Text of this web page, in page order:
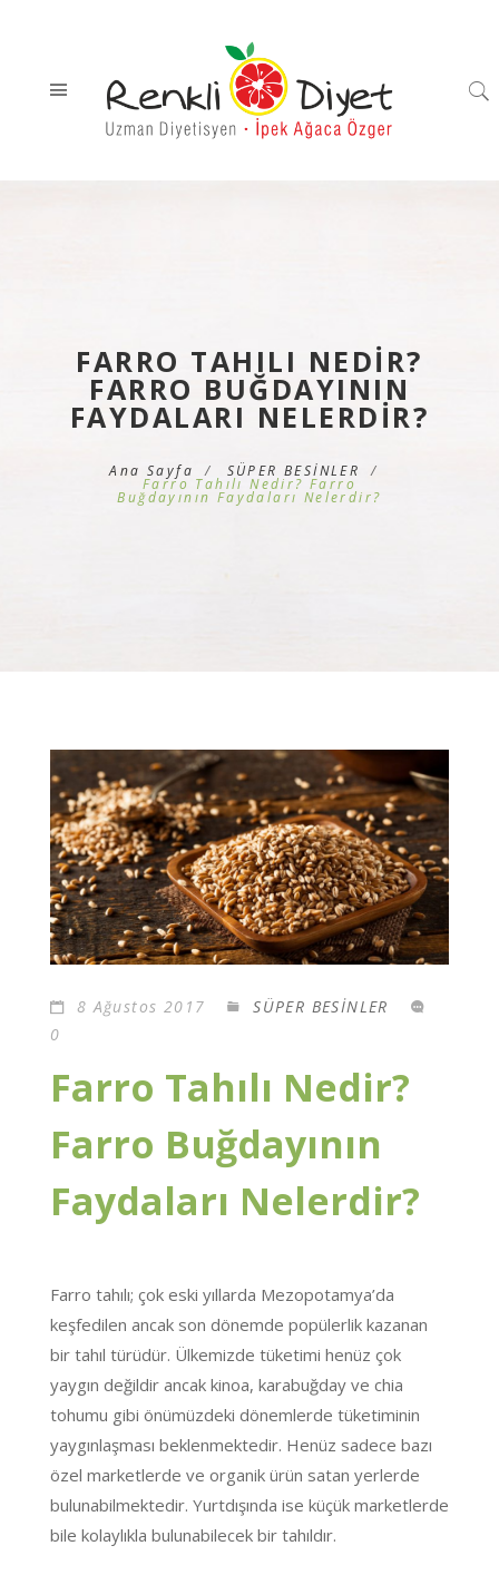
FARRO TAHILI NEDIR?
FARRO BUĞDAYININ
FAYDALARI NELERDIR?
Ana Sayfa SÜPER BESİNLER
Farro Tahılı Nedir? Farro
Buğdayının Faydaları Nelerdir?
8 Ağustos 2017
SÜPER BESİNLER
0
Farro Tahılı Nedir?
Farro Buğdayının
Faydaları Nelerdir?
Farro tahılı; çok eski yıllarda Mezopotamya’da
keşfedilen ancak son dönemde popülerlik kazanan
bir tahıl türüdür. Ülkemizde tüketimi henüz çok
yaygın değildir ancak kinoa, karabuğday ve chia
tohumu gibi önümüzdeki dönemlerde tüketiminin
yaygınlaşması beklenmektedir. Henüz sadece bazı
özel marketlerde ve organik ürün satan yerlerde
bulunabilmektedir. Yurtdışında ise küçük marketlerde
bile kolaylıkla bulunabilecek bir tahıldır.